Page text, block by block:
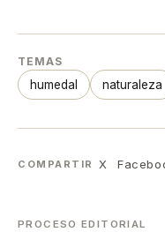
TEMAS
humedal naturaleza
COMPARTIR X
PROCESO EDITORIAL